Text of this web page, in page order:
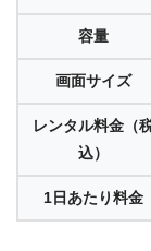
容量
画面サイズ
レンタル料金 （
込）
1日あたり料金